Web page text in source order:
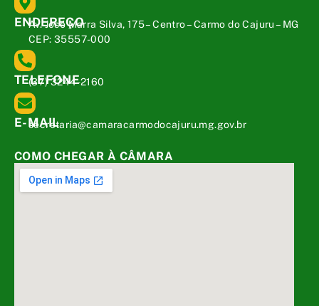
ENDEREÇO
Av. José Marra Silva, 175 – Centro – Carmo do Cajuru – MG
CEP: 35557-000
TELEFONE
(37) 3244-2160
E-MAIL
secretaria@camaracarmodocajuru.mg.gov.br
COMO CHEGAR À CÂMARA